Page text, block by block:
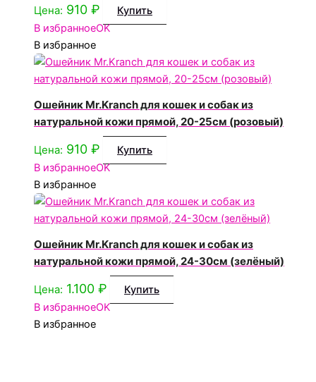
Цена: 910 ₽
Купить
В избранноеOK
В избранное
Ошейник Mr.Kranch для кошек и собак из
натуральной кожи прямой, 20-25см (розовый)
Цена: 910 ₽
Купить
В избранноеOK
В избранное
Ошейник Mr.Kranch для кошек и собак из
натуральной кожи прямой, 24-30см (зелёный)
Цена: 1.100 ₽
Купить
В избранноеOK
В избранное